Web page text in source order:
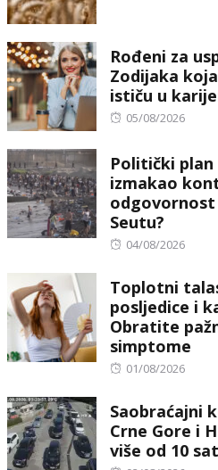
Rođeni za
Zodijaka
ističu u
Posted
05/08/2026
Politički
izmakao
odgovornost
Seutu?
Posted
04/08/2026
Toplotni
posljedice i
Obratite
simptome
Posted
01/08/2026
Saobraćajni
Crne Gore i
više od 10